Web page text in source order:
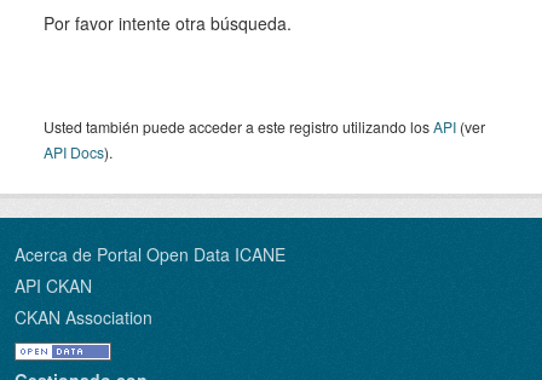
Por favor intente otra búsqueda.
Usted también puede acceder a este registro utilizando losAPI (ver
API Docs).
Acerca de Portal Open Data ICANE
API CKAN
CKAN Association